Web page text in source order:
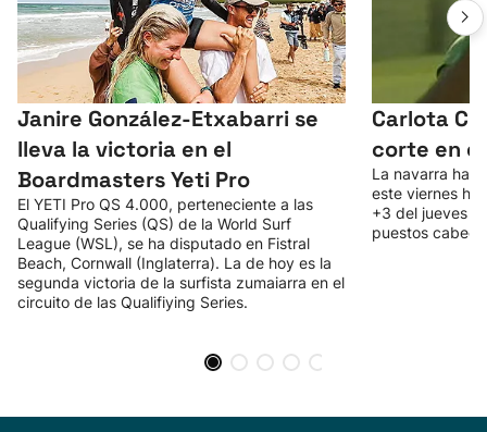
Janire González-Etxabarri se
lleva la victoria en el
Boardmasters Yeti Pro
El YETI Pro QS 4.000, perteneciente a las
Qualifying Series (QS) de la World Surf
League (WSL), se ha disputado en Fistral
Beach, Cornwall (Inglaterra). La de hoy es la
segunda victoria de la surfista zumaiarra en el
circuito de las Qualifiying Series.
Carlota
corte en
La navarra ha
este viernes ha
+3 del jueves
puestos